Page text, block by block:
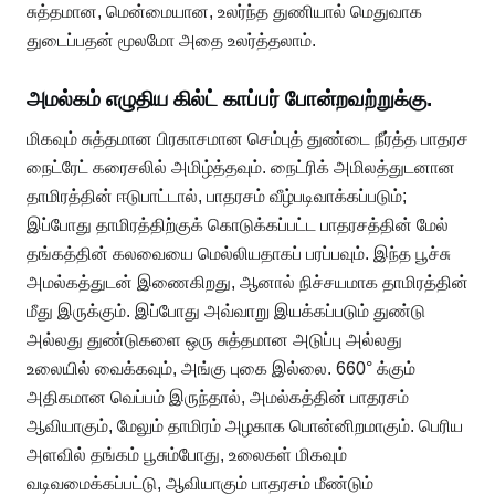
சுத்தமான, மென்மையான, உலர்ந்த துணியால் மெதுவாக
துடைப்பதன் மூலமோ அதை உலர்த்தலாம்.
அமல்கம் எழுதிய கில்ட் காப்பர் போன்றவற்றுக்கு.
மிகவும் சுத்தமான பிரகாசமான செம்புத் துண்டை நீர்த்த பாதரச
நைட்ரேட் கரைசலில் அமிழ்த்தவும். நைட்ரிக் அமிலத்துடனான
தாமிரத்தின் ஈடுபாட்டால், பாதரசம் வீழ்படிவாக்கப்படும்;
இப்போது தாமிரத்திற்குக் கொடுக்கப்பட்ட பாதரசத்தின் மேல்
தங்கத்தின் கலவையை மெல்லியதாகப் பரப்பவும். இந்த பூச்சு
அமல்கத்துடன் இணைகிறது, ஆனால் நிச்சயமாக தாமிரத்தின்
மீது இருக்கும். இப்போது அவ்வாறு இயக்கப்படும் துண்டு
அல்லது துண்டுகளை ஒரு சுத்தமான அடுப்பு அல்லது
உலையில் வைக்கவும், அங்கு புகை இல்லை. 660° க்கும்
அதிகமான வெப்பம் இருந்தால், அமல்கத்தின் பாதரசம்
ஆவியாகும், மேலும் தாமிரம் அழகாக பொன்னிறமாகும். பெரிய
அளவில் தங்கம் பூசும்போது, ​​உலைகள் மிகவும்
வடிவமைக்கப்பட்டு, ஆவியாகும் பாதரசம் மீண்டும்